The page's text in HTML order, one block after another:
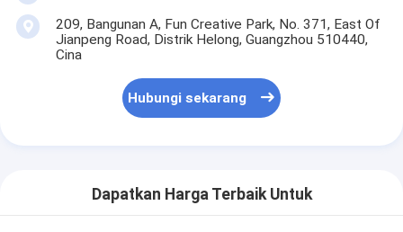
209, Bangunan A, Fun Creative Park, No. 371, East Of
Jianpeng Road, Distrik Helong, Guangzhou 510440,
Cina
Hubungi sekarang
Dapatkan Harga Terbaik Untuk